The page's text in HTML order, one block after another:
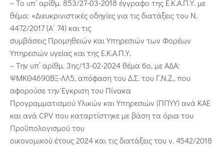
– Το υπ’ αρίθμ. 853/27-03-2018 έγγραφο της Ε.Κ.Α.Π.Υ. με
θέμα: «Διευκρινιστικές οδηγίες για τις διατάξεις του Ν.
4472/2017 (Α΄ 74) και τις
συμβάσεις Προμηθειών και Υπηρεσιών των Φορέων
Υπηρεσιών υγείας και της Ε.Κ.Α.Π.Υ.
– Την υπ’ αρίθμ. 3ης/13-02-2024 θέμα 6ο, με ΑΔΑ:
ΨΜΚΘ4690ΒΞ-ΛΛ5, απόφαση του Δ.Σ. του Γ.Ν.Ζ., που
αφορούσε την Έγκριση του Πίνακα
Προγραμματισμού Υλικών και Υπηρεσιών (ΠΠΥΥ) ανά ΚΑΕ
και ανά CPV που καταρτίστηκε με βάση τα όρια του
Προϋπολογισμού του
οικονομικού έτους 2024 και τις διατάξεις του ν. 4542/2018